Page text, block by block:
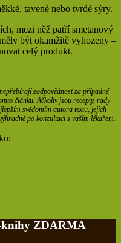
tavené nebo tvrdé sýry.
mezi něž patří smetanový
být okamžitě vyhozeny –
celý produkt.
zodpovědnost za případné
článku. Ačkoliv jsou recepty, rady
svědomím autora textu, jejich
po konzultaci s vaším lékařem.
knihy ZDARMA